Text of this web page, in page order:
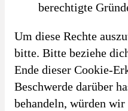
berechtigte
Um diese Rechte
bitte. Bitte beziehe
Ende dieser Cookie-
Beschwerde darüber
behandeln, würden wir